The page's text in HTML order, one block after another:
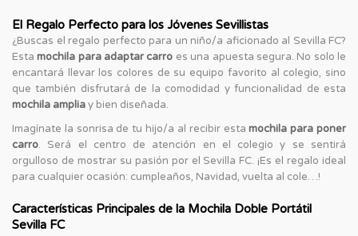
El Regalo Perfecto para los Jóvenes Sevillistas
¿Buscas el regalo perfecto para un niño/a aficionado al Sevilla FC?
Estamochila para adaptar carro es una apuesta segura. No solo le
encantará llevar los colores de su equipo favorito al colegio, sino
que también disfrutará de la comodidad y funcionalidad de esta
mochila ampliay bien diseñada.
Imagínate la sonrisa de tu hijo/a al recibir estamochila para poner
carro. Será el centro de atención en el colegio y se sentirá
orgulloso de mostrar su pasión por el Sevilla FC. ¡Es el regalo ideal
para cualquier ocasión: cumpleaños, Navidad, vuelta al cole…!
Características Principales de la Mochila Doble Portátil
Sevilla FC